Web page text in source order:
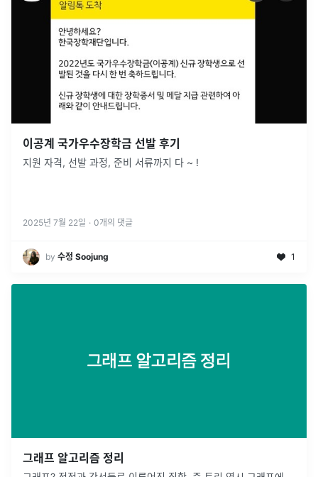
이공계 국가우수장학금 선발 후기
지원 자격, 선발 과정, 준비 서류까지 다 ~ !
2025년 7월 22일 · 0개의 댓글
by 수정 Soojung 1
그래프 알고리즘 정리